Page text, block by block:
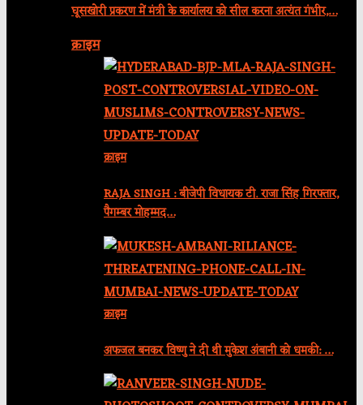
घूसखोरी प्रकरण में मंत्री के कार्यालय को सील करना अत्यंत गंभीर,…
क्राइम
क्राइम
RAJA SINGH : बीजेपी विधायक टी. राजा सिंह गिरफ्तार,
पैगम्बर मोहम्मद…
क्राइम
अफजल बनकर विष्णु ने दी थी मुकेश अंबानी को धमकी: …